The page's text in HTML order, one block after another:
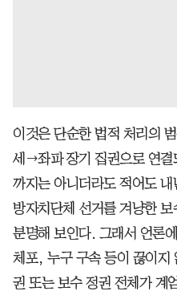
이것은 단순한 법적 처리의
세→좌파 장기 집권으로 연결
까지는 아니더라도 적어도
방자치단체 선거를 겨냥한
분명해 보인다. 그래서 언론
체포, 누구 구속 등이 끊이지
권 또는 보수 정권 전체가 계